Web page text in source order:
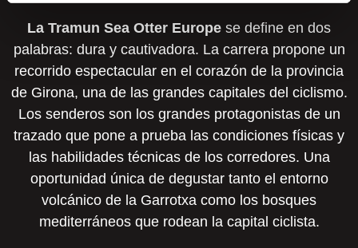
La Tramun Sea Otter Europe se define en dos
palabras: dura y cautivadora. La carrera propone un
recorrido espectacular en el corazón de la provincia
de Girona, una de las grandes capitales del ciclismo.
Los senderos son los grandes protagonistas de un
trazado que pone a prueba las condiciones físicas y
las habilidades técnicas de los corredores. Una
oportunidad única de degustar tanto el entorno
volcánico de la Garrotxa como los bosques
mediterráneos que rodean la capital ciclista.